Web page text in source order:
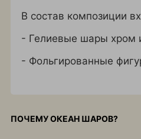
В состав композиции
- Гелиевые шары хром
- Фольгированные
ПОЧЕМУ ОКЕАН ШАРОВ?